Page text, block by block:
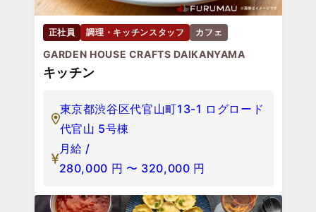
正社員 調理・キッチンスタッフ カフェ
GARDEN HOUSE CRAFTS DAIKANYAMA
キッチン
東京都渋谷区代官山町13-1 ログロード
代官山 5号棟
月給 /
280,000 円 〜 320,000 円